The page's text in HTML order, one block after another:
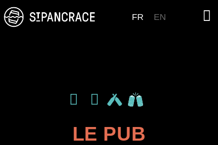
FR EN
LIKE THIS BREWERY ON
LE PUB